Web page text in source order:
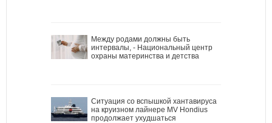
Между родами должны быть
интервалы, - Национальный центр
охраны материнства и детства
Ситуация со вспышкой хантавируса
на круизном лайнере MV Hondius
продолжает ухудшаться